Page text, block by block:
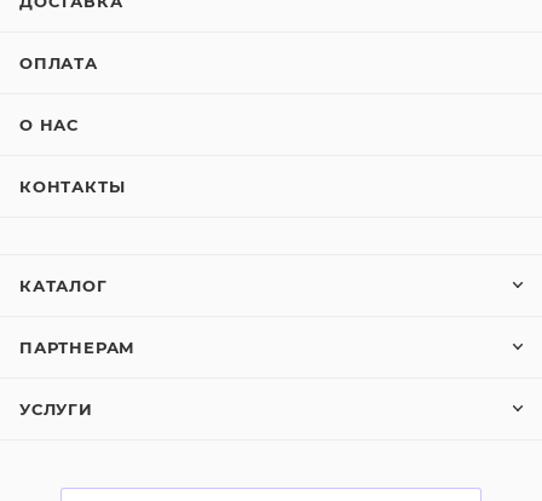
ОПЛАТА
О НАС
КОНТАКТЫ
КАТАЛОГ
ПАРТНЕРАМ
УСЛУГИ